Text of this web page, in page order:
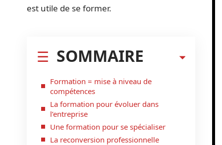
est utile de se former.
SOMMAIRE
Formation = mise à niveau de
compétences
La formation pour évoluer dans
l’entreprise
Une formation pour se spécialiser
La reconversion professionnelle